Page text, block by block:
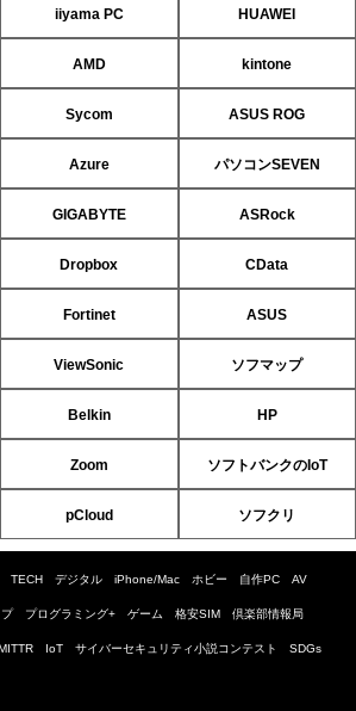
iiyama PC HUAWEI
AMD kintone
Sycom ASUS ROG
Azure パソコンSEVEN
GIGABYTE ASRock
Dropbox CData
Fortinet ASUS
ViewSonic ソフマップ
Belkin HP
Zoom ソフトバンクのIoT
pCloud ソフクリ
TECH デジタル iPhone/Mac ホビー 自作PC AV
プログラミング+ ゲーム 格安SIM 倶楽部情報局
IoT サイバーセキュリティ小説コンテスト SDGs